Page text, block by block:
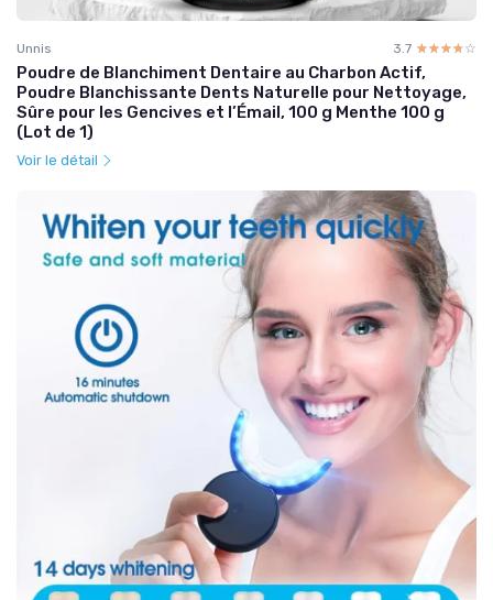
Unnis 3.7 ☆☆☆☆☆
★★★★★
Poudre de Blanchiment Dentaire au Charbon Actif,
Poudre Blanchissante Dents Naturelle pour Nettoyage,
Sûre pour les Gencives et l’Émail, 100 g Menthe 100 g
(Lot de 1)
Voir le détail